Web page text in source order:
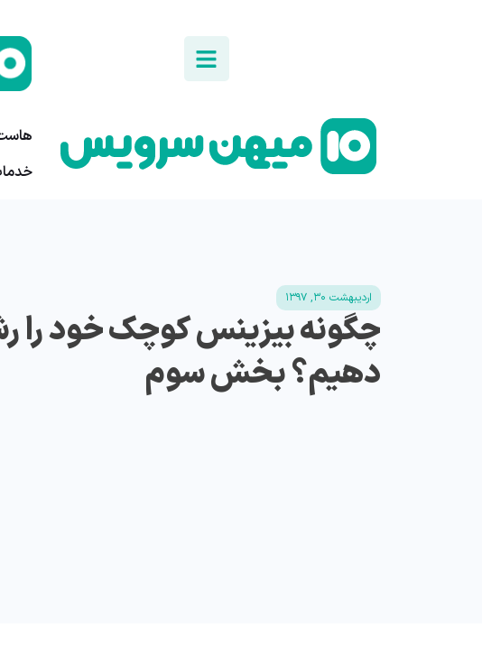
اردیبهشت ۳۰, ۱۳۹۷
چگونه بیزینس کوچک خود را
دهیم؟ بخش سوم